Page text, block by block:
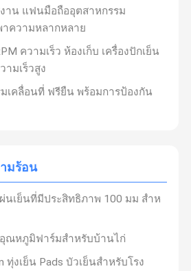
ค้า
าน แฟนมือถืออุตสาหกรรม
ความหลากหลาย
ความเร็ว ห้องเก็บ เครื่องปักเย็น
มเร็วสูง
เคลื่อนที่ ฟรียืน พร้อมการป้องกัน
มร้อน
เย็นที่มีประสิทธิภาพ 100 มม สําห
ณหภูมิฟาร์มสําหรับบ้านไก่
ทุ่งเย็น Pads บัวเย็นสําหรับโรง
อมครับ
ขนาดใหญ่อุตสาหกรรมเราให้บริการ
กแบบวิศวกรรม การติดตั้ง การบํารุง
ลกระทบต่อสิ่งแวดล้อม
จ้าง, การก่อสร้าง) สําหรับโครงการ
แบบวิศวกรรมสิ่งแวดล้อม ครับ